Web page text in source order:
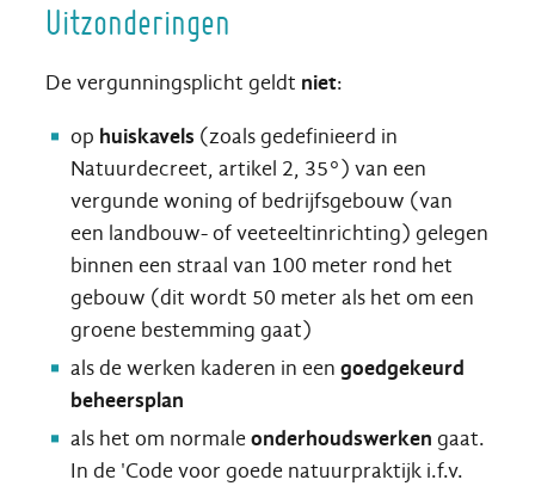
Uitzonderingen
De vergunningsplicht geldt niet:
op huiskavels (zoals gedefinieerd in
Natuurdecreet, artikel 2, 35°) van een
vergunde woning of bedrijfsgebouw (van
een landbouw- of veeteeltinrichting) gelegen
binnen een straal van 100 meter rond het
gebouw (dit wordt 50 meter als het om een
groene bestemming gaat)
als de werken kaderen in een goedgekeurd
beheersplan
als het om normaleonderhoudswerken gaat.
In de 'Code voor goede natuurpraktijk i.f.v.